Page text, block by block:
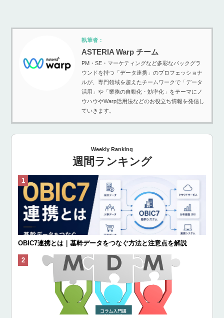
執筆者：
ASTERIA Warp チーム
PM・SE・マーケティングなど多彩なバックグラ
ウンドを持つ「データ連携」のプロフェッショナ
ルが、専門領域を超えたチームワークで「データ
活用」や「業務の自動化・効率化」をテーマにノ
ウハウやWarp活用法などのお役立ち情報を発信し
ていきます。
Weekly Ranking
週間ランキング
OBIC7連携とは｜基幹データをつなぐ方法と注意点を解説